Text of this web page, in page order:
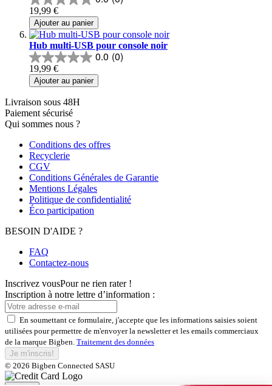
19,99 €
Ajouter au panier
Hub multi-USB pour console noir
0.0 (0)
19,99 €
Ajouter au panier
Livraison sous 48H
Paiement sécurisé
Qui sommes nous ?
Conditions des offres
Recyclerie
CGV
Conditions Générales de Garantie
Mentions Légales
Politique de confidentialité
Éco participation
BESOIN D'AIDE ?
FAQ
Contactez-nous
Inscrivez vousPour ne rien rater !
Inscription à notre lettre d’information :
En soumettant ce formulaire, j'accepte que les informations saisies soient
utilisées pour permettre de m'envoyer la newsletter et les emails commerciaux
de la marque Bigben. Traitement des données
Je m'inscris!
© 2026 Bigben Connected SASU